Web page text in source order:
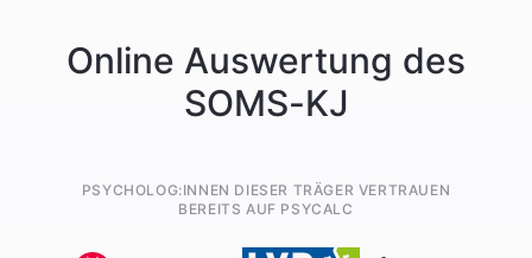
Online Auswertung des
SOMS-KJ
PSYCHOLOG:INNEN DIESER TRÄGER VERTRAUEN
BEREITS AUF PSYCALC